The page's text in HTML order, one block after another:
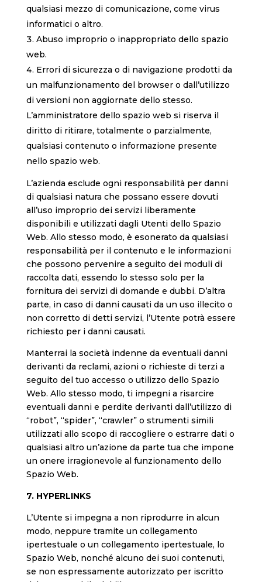
qualsiasi mezzo di comunicazione, come virus
informatici o altro.
Abuso improprio o inappropriato dello spazio
web.
Errori di sicurezza o di navigazione prodotti da
un malfunzionamento del browser o dall’utilizzo
di versioni non aggiornate dello stesso.
L’amministratore dello spazio web si riserva il
diritto di ritirare, totalmente o parzialmente,
qualsiasi contenuto o informazione presente
nello spazio web.
L’azienda esclude ogni responsabilità per danni
di qualsiasi natura che possano essere dovuti
all’uso improprio dei servizi liberamente
disponibili e utilizzati dagli Utenti dello Spazio
Web. Allo stesso modo, è esonerato da qualsiasi
responsabilità per il contenuto e le informazioni
che possono pervenire a seguito dei moduli di
raccolta dati, essendo lo stesso solo per la
fornitura dei servizi di domande e dubbi. D’altra
parte, in caso di danni causati da un uso illecito o
non corretto di detti servizi, l’Utente potrà essere
richiesto per i danni causati.
Manterrai la società indenne da eventuali danni
derivanti da reclami, azioni o richieste di terzi a
seguito del tuo accesso o utilizzo dello Spazio
Web. Allo stesso modo, ti impegni a risarcire
eventuali danni e perdite derivanti dall’utilizzo di
“robot”, “spider”, “crawler” o strumenti simili
utilizzati allo scopo di raccogliere o estrarre dati o
qualsiasi altro un’azione da parte tua che impone
un onere irragionevole al funzionamento dello
Spazio Web.
7. HYPERLINKS
L’Utente si impegna a non riprodurre in alcun
modo, neppure tramite un collegamento
ipertestuale o un collegamento ipertestuale, lo
Spazio Web, nonché alcuno dei suoi contenuti,
se non espressamente autorizzato per iscritto